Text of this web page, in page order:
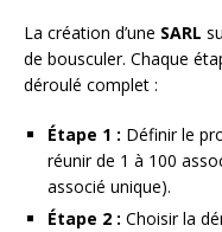
La création d’une SARL
de bousculer. Chaque
déroulé complet :
Étape 1 : Définir le
réunir de 1 à 100
associé unique).
Étape 2 : Choisir la